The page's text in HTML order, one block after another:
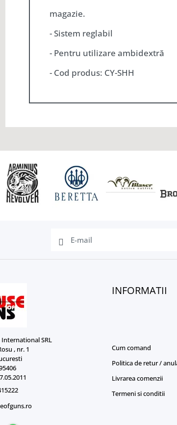
magazie.
- Sistem reglabil
- Pentru utilizare ambidextră
- Cod produs: CY-SHH
International SRL
, nr. 1
INFORMATII
Cum comand
Politica de retur /
Livrarea comenzii
Termeni si conditii